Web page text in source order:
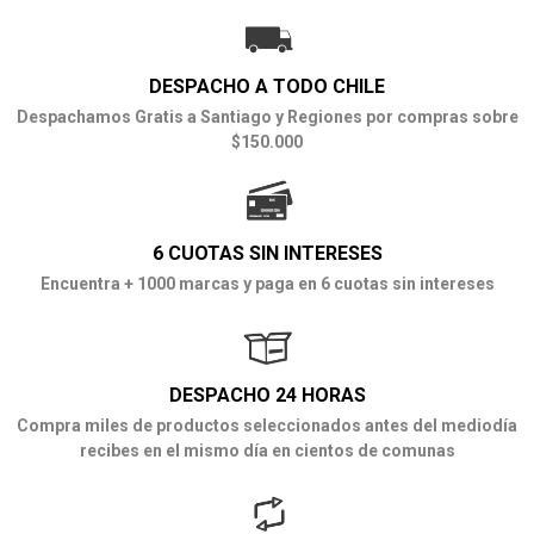
DESPACHO A TODO CHILE
Despachamos Gratis a Santiago y Regiones por compras sobre
$150.000
6 CUOTAS SIN INTERESES
Encuentra + 1000 marcas y paga en 6 cuotas sin intereses
DESPACHO 24 HORAS
Compra miles de productos seleccionados antes del mediodía
recibes en el mismo día en cientos de comunas